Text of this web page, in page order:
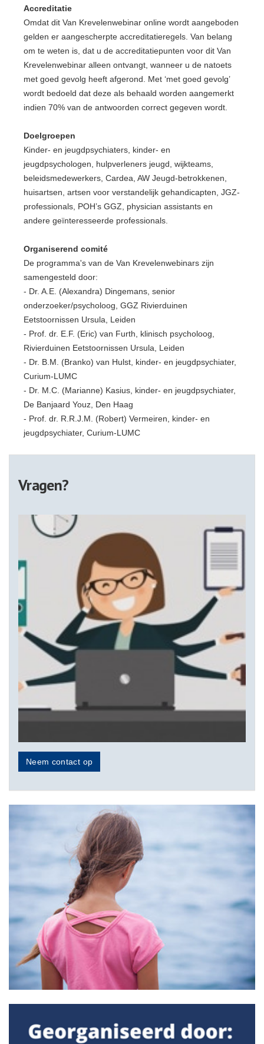
Accreditatie
Omdat dit Van Krevelenwebinar online wordt aangeboden
gelden er aangescherpte accreditatieregels. Van belang
om te weten is, dat u de accreditatiepunten voor dit Van
Krevelenwebinar alleen ontvangt, wanneer u de natoets
met goed gevolg heeft afgerond. Met ‘met goed gevolg’
wordt bedoeld dat deze als behaald worden aangemerkt
indien 70% van de antwoorden correct gegeven wordt.
Doelgroepen
Kinder- en jeugdpsychiaters, kinder- en
jeugdpsychologen, hulpverleners jeugd, wijkteams,
beleidsmedewerkers, Cardea, AW Jeugd-betrokkenen,
huisartsen, artsen voor verstandelijk gehandicapten, JGZ-
professionals, POH’s GGZ, physician assistants en
andere geïnteresseerde professionals.
Organiserend comité
De programma's van de Van Krevelenwebinars zijn
samengesteld door:
- Dr. A.E. (Alexandra) Dingemans, senior
onderzoeker/psycholoog, GGZ Rivierduinen
Eetstoornissen Ursula, Leiden
- Prof. dr. E.F. (Eric) van Furth, klinisch psycholoog,
Rivierduinen Eetstoornissen Ursula, Leiden
- Dr. B.M. (Branko) van Hulst, kinder- en jeugdpsychiater,
Curium-LUMC
- Dr. M.C. (Marianne) Kasius, kinder- en jeugdpsychiater,
De Banjaard Youz, Den Haag
- Prof. dr. R.R.J.M. (Robert) Vermeiren, kinder- en
jeugdpsychiater, Curium-LUMC
Vragen?
Neem contact op